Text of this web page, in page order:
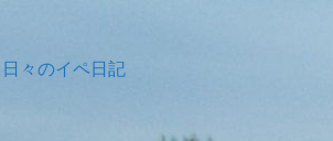
々のイペ日記